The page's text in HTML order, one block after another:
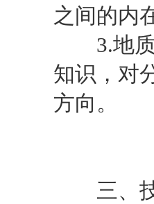
之间的内
3.地质
知识，对
方向。
三、技